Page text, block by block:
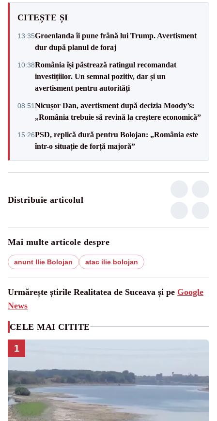
CITEȘTE ȘI
13:35Groenlanda îi pune frână lui Trump. Avertisment
dur după planul de foraj
10:38România își păstrează ratingul recomandat
investițiilor. Un semnal pozitiv, dar și un
avertisment pentru autorități
08:51Nicușor Dan, avertisment după decizia Moody’s:
„România trebuie să revină la creștere economică”
15:26PSD, replică dură pentru Bolojan: „România este
într-o situație de forță majoră”
Distribuie articolul
Mai multe articole despre
anunt Ilie Bolojan atac ilie bolojan
Urmărește știrile Realitatea de Suceava și pe Google
News
CELE MAI CITITE
1